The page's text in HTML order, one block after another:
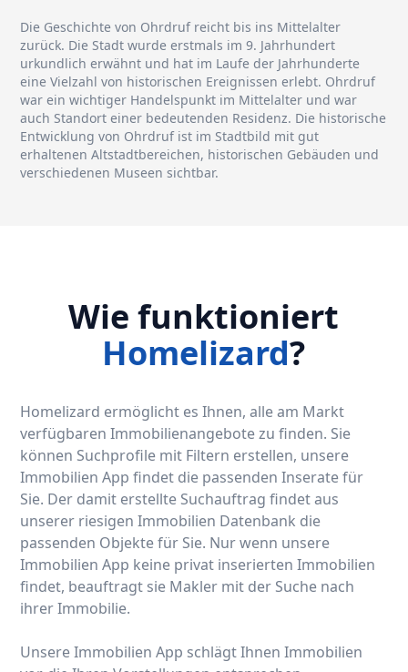
Die Geschichte von Ohrdruf reicht bis ins Mittelalter
zurück. Die Stadt wurde erstmals im 9. Jahrhundert
urkundlich erwähnt und hat im Laufe der Jahrhunderte
eine Vielzahl von historischen Ereignissen erlebt. Ohrdruf
war ein wichtiger Handelspunkt im Mittelalter und war
auch Standort einer bedeutenden Residenz. Die historische
Entwicklung von Ohrdruf ist im Stadtbild mit gut
erhaltenen Altstadtbereichen, historischen Gebäuden und
verschiedenen Museen sichtbar.
Wie funktioniert
Homelizard?
Homelizard ermöglicht es Ihnen, alle am Markt
verfügbaren Immobilienangebote zu finden. Sie
können Suchprofile mit Filtern erstellen, unsere
Immobilien App findet die passenden Inserate für
Sie. Der damit erstellte Suchauftrag findet aus
unserer riesigen Immobilien Datenbank die
passenden Objekte für Sie. Nur wenn unsere
Immobilien App keine privat inserierten Immobilien
findet, beauftragt sie Makler mit der Suche nach
ihrer Immobilie.
Unsere Immobilien App schlägt Ihnen Immobilien